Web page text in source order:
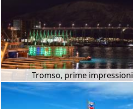
Tromso, prime impressioni